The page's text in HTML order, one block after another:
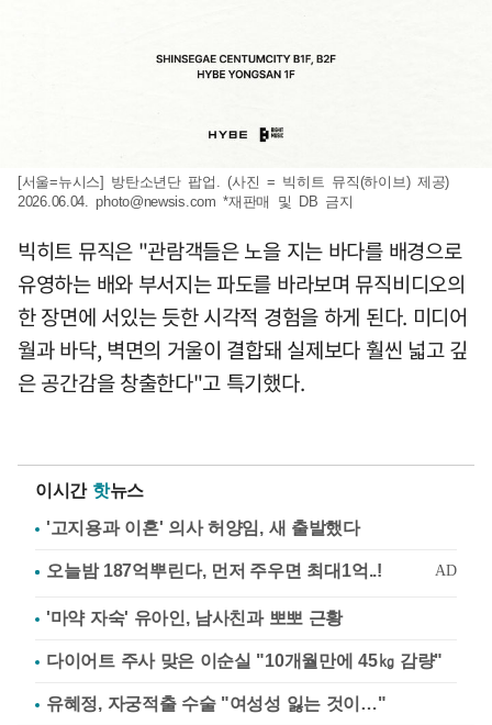
[서울=뉴시스] 방탄소년단 팝업. (사진 = 빅히트 뮤직(하이브) 제공)
2026.06.04.photo@newsis.com *재판매 및 DB 금지
빅히트 뮤직은 "관람객들은 노을 지는 바다를 배경으로
유영하는 배와 부서지는 파도를 바라보며 뮤직비디오의
한 장면에 서있는 듯한 시각적 경험을 하게 된다. 미디어
월과 바닥, 벽면의 거울이 결합돼 실제보다 훨씬 넓고 깊
은 공간감을 창출한다"고 특기했다.
이시간 핫뉴스
'고지용과 이혼' 의사 허양임, 새 출발했다
'마약 자숙' 유아인, 남사친과 뽀뽀 근황
다이어트 주사 맞은 이순실 "10개월만에 45㎏ 감량"
유혜정, 자궁적출 수술 "여성성 잃는 것이…"